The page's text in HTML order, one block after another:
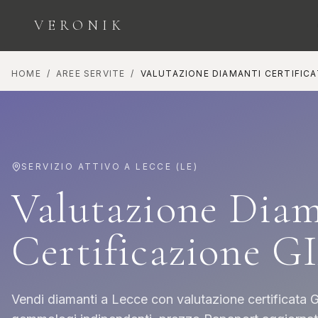
VERONIK
ESPLORA LE CATEGORIE
COLLEZIONE
SEGNATEMPO
INVESTIMENTO E
BELLEZZA
HOME / AREE SERVITE / VALUTAZIONE DIAMANTI
SERVIZIO ATTIVO A LECCE ( LE )
Valutazione
Certificazione
Vendi diamanti a Lecce con valutazione certificata